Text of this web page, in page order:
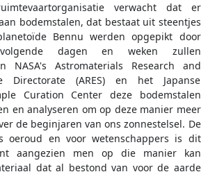
verwacht dat er
bodemstalen, dat bestaat uit steentjes
Bennu werden opgepikt door
volgende dagen en weken zullen
NASA's Astromaterials Research and
Directorate (ARES) en het Japanse
Curation Center deze bodemstalen
en analyseren om op deze manier meer
de beginjaren van ons zonnestelsel. De
oeroud en voor wetenschappers is dit
aangezien men op die manier kan
dat al bestond van voor de aarde